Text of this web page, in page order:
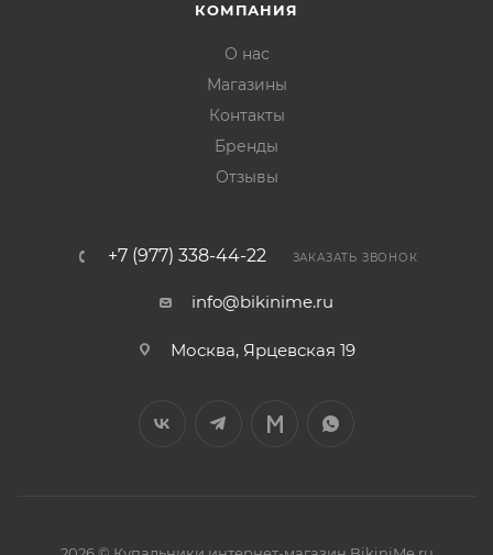
КОМПАНИЯ
О нас
Магазины
Контакты
Бренды
Отзывы
+7 (977) 338-44-22 ЗАКАЗАТЬ ЗВОНОК
info@bikinime.ru
Москва, Ярцевская 19